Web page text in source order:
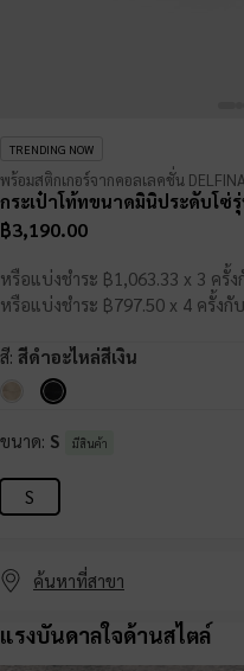
TRENDING NOW
พร้อมสติกเกอร์จากคอลเลคชั่น DELFINA
กระเป๋าโท้ทขนาดมินิประดับโซ่
฿3,190.00
หรือแบ่งชำระ ฿1,063.33 x 3 ครั้ง
หรือแบ่งชำระ ฿797.50 x 4 ครั้งกับ
สี: สีดำอะไหล่สีเงิน
ขนาด: S มีสินค้า
S
ค้นหาที่สาขา
แรงบันดาลใจด้านสไตล์